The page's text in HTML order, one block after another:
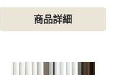
商品詳細